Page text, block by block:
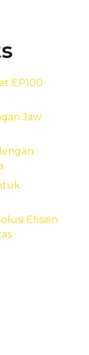
EP100
Jaw
Efisien